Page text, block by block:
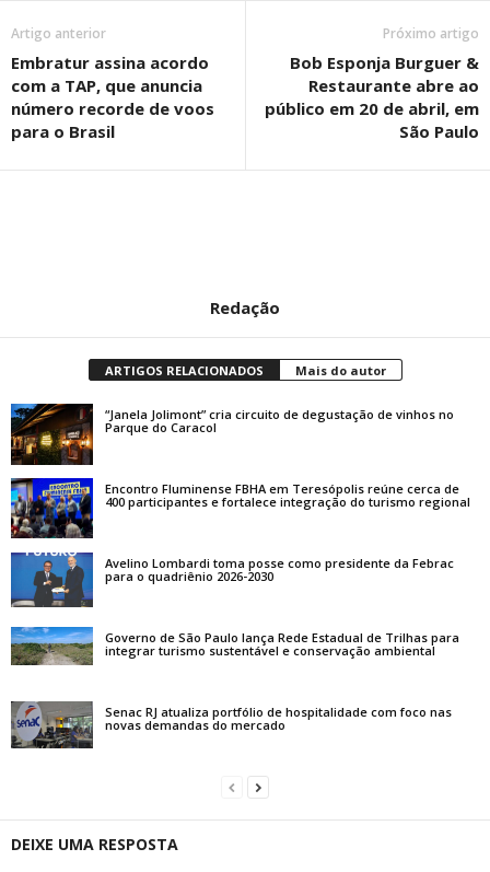
Artigo anterior
Embratur assina acordo
com a TAP, que anuncia
número recorde de voos
para o Brasil
Próximo artigo
Bob Esponja Burguer &
Restaurante abre ao
público em 20 de abril, em
São Paulo
Redação
ARTIGOS RELACIONADOS Mais do autor
“Janela Jolimont” cria circuito de degustação de vinhos no
Parque do Caracol
Encontro Fluminense FBHA em Teresópolis reúne cerca de
400 participantes e fortalece integração do turismo regional
Avelino Lombardi toma posse como presidente da Febrac
para o quadriênio 2026-2030
Governo de São Paulo lança Rede Estadual de Trilhas para
integrar turismo sustentável e conservação ambiental
Senac RJ atualiza portfólio de hospitalidade com foco nas
novas demandas do mercado
DEIXE UMA RESPOSTA